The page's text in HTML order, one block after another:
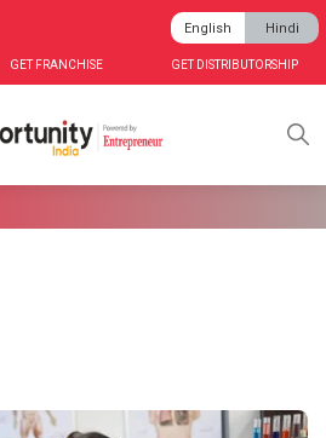
GET FRANCHISE GET DISTRIBUTORSHIP
English Hindi